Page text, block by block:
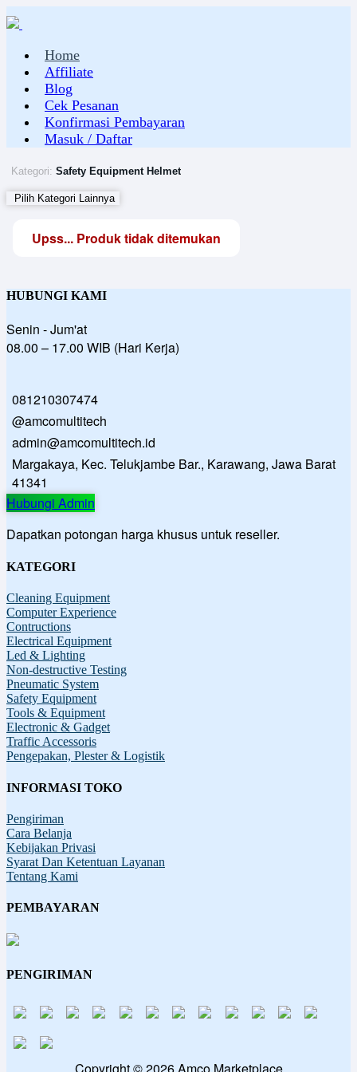
Home
Affiliate
Blog
Cek Pesanan
Konfirmasi Pembayaran
Masuk / Daftar
Kategori: Safety Equipment Helmet
Pilih Kategori Lainnya
Upss... Produk tidak ditemukan
HUBUNGI KAMI
Senin - Jum'at
08.00 – 17.00 WIB (Hari Kerja)
081210307474
@amcomultitech
admin@amcomultitech.id
Margakaya, Kec. Telukjambe Bar., Karawang, Jawa Barat
41341
Hubungi Admin
Dapatkan potongan harga khusus untuk reseller.
KATEGORI
Cleaning Equipment
Computer Experience
Contructions
Electrical Equipment
Led & Lighting
Non-destructive Testing
Pneumatic System
Safety Equipment
Tools & Equipment
Electronic & Gadget
Traffic Accessoris
Pengepakan, Plester & Logistik
INFORMASI TOKO
Pengiriman
Cara Belanja
Kebijakan Privasi
Syarat Dan Ketentuan Layanan
Tentang Kami
PEMBAYARAN
PENGIRIMAN